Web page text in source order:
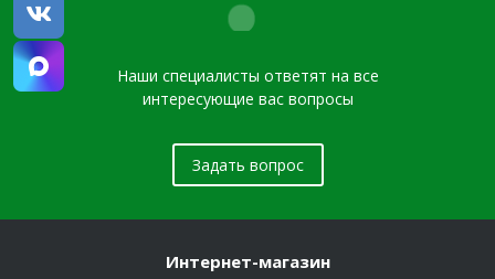
Наши специалисты ответят на все
интересующие вас вопросы
Задать вопрос
Интернет-магазин